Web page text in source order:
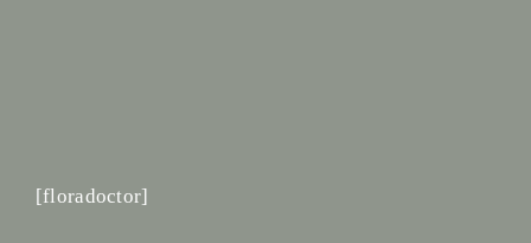
[floradoctor]